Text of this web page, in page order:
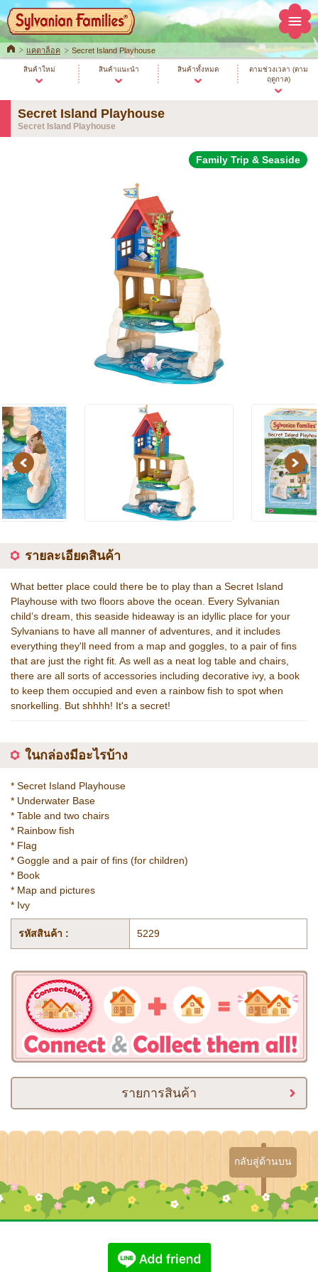
Homeแคตาล็อค Secret Island Playhouse
สินค้าใหม่ สินค้าแนะนำ สินค้าทั้งหมด
ตามช่วงเวลา (ตาม
ฤดูกาล)
Secret Island Playhouse
Secret Island Playhouse
Family Trip & Seaside
Previous Next
รายละเอียดสินค้า
What better place could there be to play than a Secret Island
Playhouse with two floors above the ocean. Every Sylvanian
child’s dream, this seaside hideaway is an idyllic place for your
Sylvanians to have all manner of adventures, and it includes
everything they'll need from a map and goggles, to a pair of fins
that are just the right fit. As well as a neat log table and chairs,
there are all sorts of accessories including decorative ivy, a book
to keep them occupied and even a rainbow fish to spot when
snorkelling. But shhhh! It's a secret!
ในกล่องมีอะไรบ้าง
* Secret Island Playhouse
* Underwater Base
* Table and two chairs
* Rainbow fish
* Flag
* Goggle and a pair of fins (for children)
* Book
* Map and pictures
* Ivy
รหัสสินค้า : 5229
รายการสินค้า
กลับสู่ด้านบน